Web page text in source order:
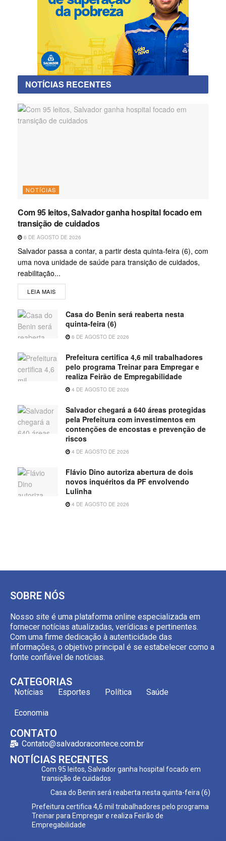
NOTÍCIAS RECENTES
NOTÍCIAS
Com 95 leitos, Salvador ganha hospital focado em
transição de cuidados
6 DE AGOSTO DE 2026
Salvador passa a contar, a partir desta quinta-feira (6), com
uma nova unidade de saúde para transição de cuidados,
reabilitação...
LEIA MAIS
Casa do Benin será reaberta nesta
quinta-feira (6)
6 DE AGOSTO DE 2026
Prefeitura certifica 4,6 mil trabalhadores
pelo programa Treinar para Empregar e
realiza Feirão de Empregabilidade
4 DE AGOSTO DE 2026
Salvador chegará a 640 áreas protegidas
pela Prefeitura com investimentos em
contenções de encostas e prevenção de
riscos
4 DE AGOSTO DE 2026
Flávio Dino autoriza abertura de dois
novos inquéritos da PF envolvendo
Lulinha
4 DE AGOSTO DE 2026
SOBRE NÓS
Nosso site é uma plataforma online especializada em
fornecer notícias atualizadas, verídicas e pertinentes.
Com uma firme dedicação à autenticidade das
informações, o objetivo principal é se estabelecer como a
fonte confiável de notícias.
CATEGORIAS
Notícias Esportes Política Saúde
Economia
CONTATO
Contato@salvadoracontece.com.br
NOTÍCIAS RECENTES
Com 95 leitos, Salvador ganha hospital focado em
transição de cuidados
Casa do Benin será reaberta nesta quinta-feira (6)
Prefeitura certifica 4,6 mil trabalhadores pelo programa
Treinar para Empregar e realiza Feirão de
Empregabilidade